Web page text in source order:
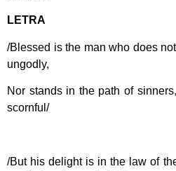
LETRA
/Blessed is the man who does
ungodly,
Nor stands in the path of
scornful/
/But his delight is in the law of